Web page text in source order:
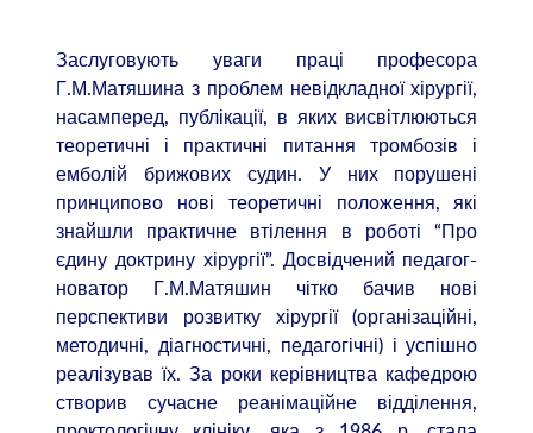
Заслуговують уваги праці професора
Г.М.Матяшина з проблем невідкладної хірургії,
насамперед, публікації, в яких висвітлюються
теоретичні і практичні питання тромбозів і
емболій брижових судин. У них порушені
принципово нові теоретичні положення, які
знайшли практичне втілення в роботі “Про
єдину доктрину хірургії”. Досвідчений педагог-
новатор Г.М.Матяшин чітко бачив нові
перспективи розвитку хірургії (організаційні,
методичні, діагностичні, педагогічні) і успішно
реалізував їх. За роки керівництва кафедрою
створив сучасне реанімаційне відділення,